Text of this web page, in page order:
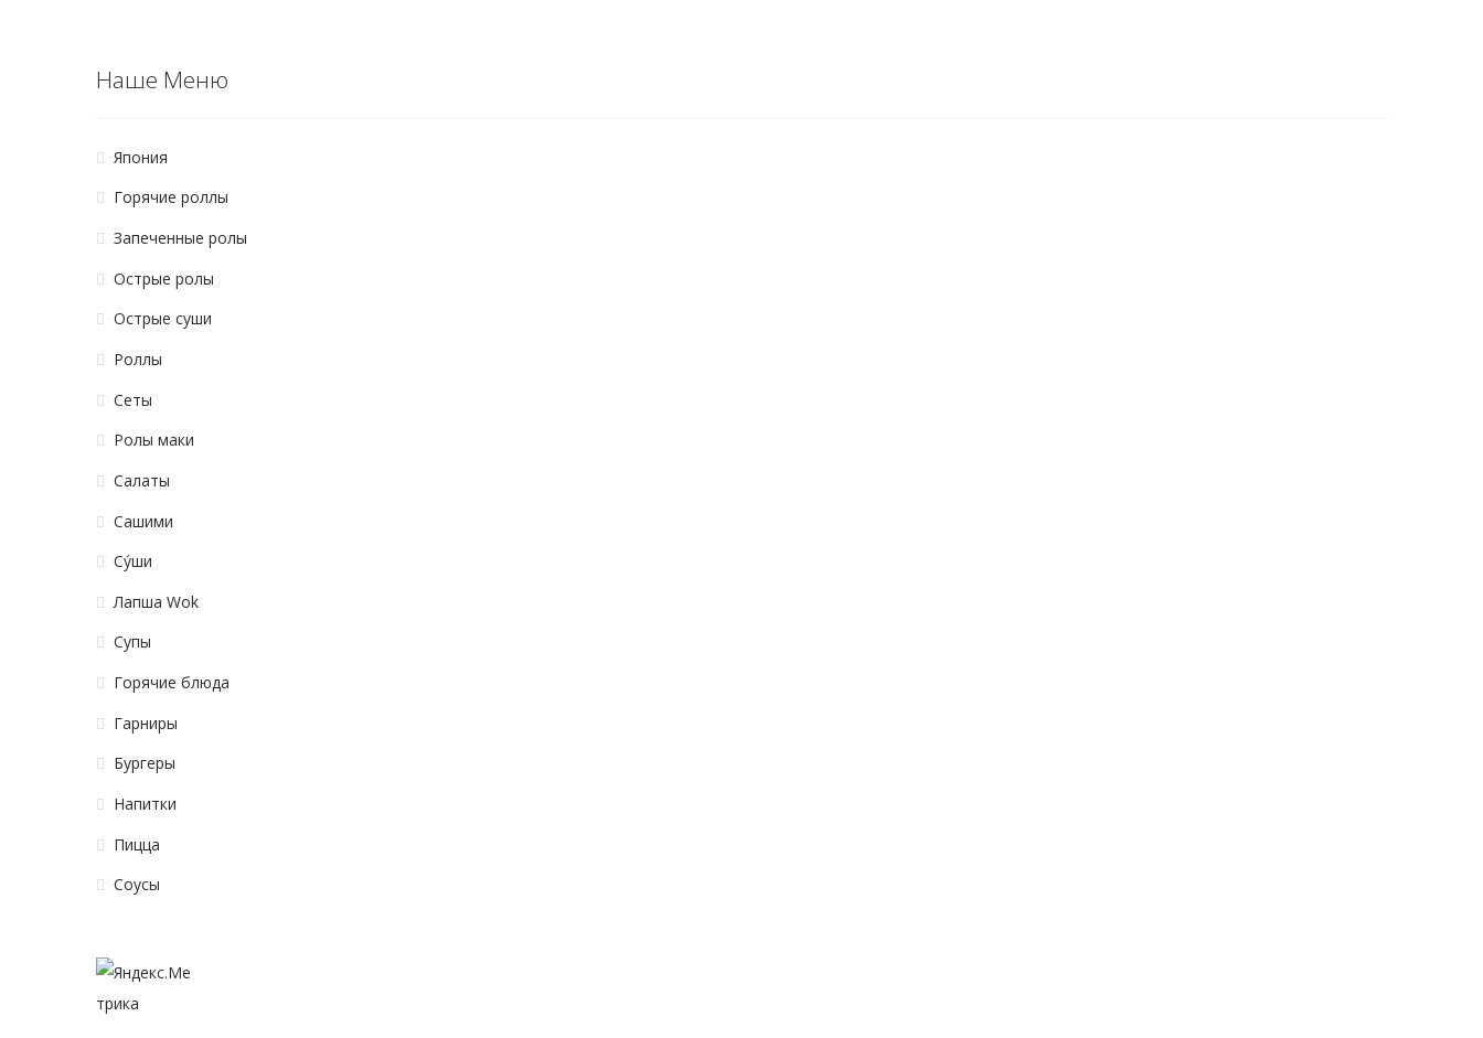
Наше Меню
Япония
Горячие роллы
Запеченные ролы
Острые ролы
Острые суши
Роллы
Сеты
Ролы маки
Салаты
Сашими
Су́ши
Лапша Wok
Супы
Горячие блюда
Гарниры
Бургеры
Напитки
Пицца
Соусы